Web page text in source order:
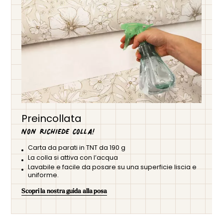
Preincollata
Non richiede colla!
Carta da parati in TNT da 190 g
La colla si attiva con l’acqua
Lavabile e facile da posare su una superficie liscia e
uniforme.
Scopri la nostra guida alla posa